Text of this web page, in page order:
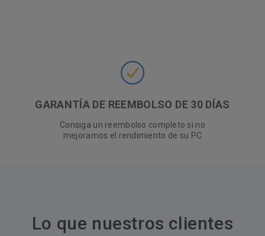
GARANTÍA DE REEMBOLSO DE 30 DÍAS
Consiga un reembolso completo si no
mejoramos el rendimiento de su PC
Lo que nuestros clientes